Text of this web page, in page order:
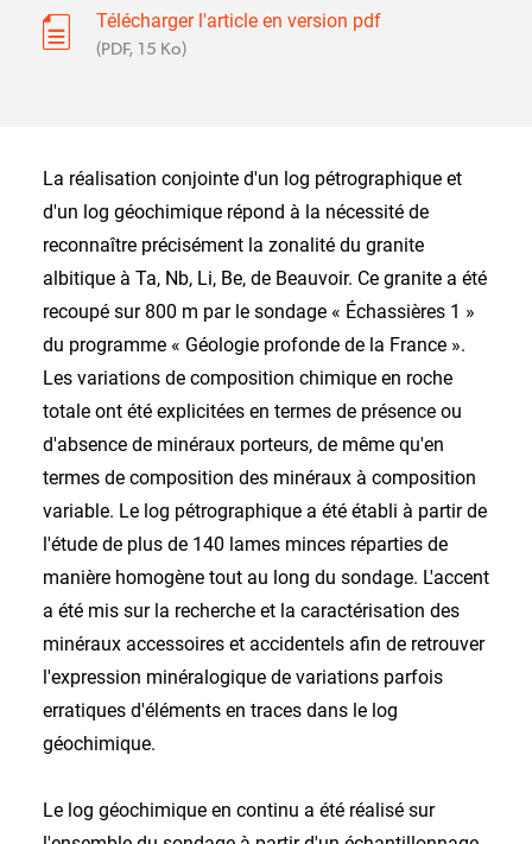
Télécharger l'article en version pdf
(PDF, 15 Ko)
La réalisation conjointe d'un log pétrographique et
d'un log géochimique répond à la nécessité de
reconnaître précisément la zonalité du granite
albitique à Ta, Nb, Li, Be, de Beauvoir. Ce granite a été
recoupé sur 800 m par le sondage « Échassières 1 »
du programme « Géologie profonde de la France ».
Les variations de composition chimique en roche
totale ont été explicitées en termes de présence ou
d'absence de minéraux porteurs, de même qu'en
termes de composition des minéraux à composition
variable. Le log pétrographique a été établi à partir de
l'étude de plus de 140 lames minces réparties de
manière homogène tout au long du sondage. L'accent
a été mis sur la recherche et la caractérisation des
minéraux accessoires et accidentels afin de retrouver
l'expression minéralogique de variations parfois
erratiques d'éléments en traces dans le log
géochimique.
Le log géochimique en continu a été réalisé sur